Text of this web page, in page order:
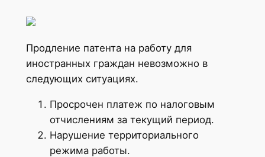
Продление патента на работу для
иностранных граждан невозможно в
следующих ситуациях.
Просрочен платеж по налоговым
отчислениям за текущий период.
Нарушение территориального
режима работы.